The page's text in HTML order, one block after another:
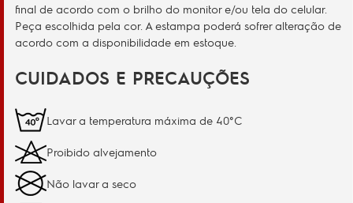
final de acordo com o brilho do monitor e/ou tela do celular.
Peça escolhida pela cor. A estampa poderá sofrer alteração de
acordo com a disponibilidade em estoque.
CUIDADOS E PRECAUÇÕES
Lavar a temperatura máxima de 40°C
Proibido alvejamento
Não lavar a seco